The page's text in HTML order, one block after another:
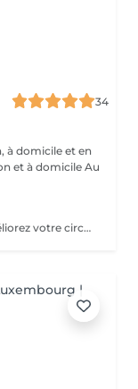
34
à domicile et en
Soulagez vos lombaires et vos jambes. Améliorez votre circulation sanguine et boostez durablement votre système immunitaire. Précautions particulières: Demander l'avis de votre médecin traitant. Après la 12ème semaine, presque toutes les zones du corps peuvent être massées. Le temps du massage doit se limiter à 45 minutes. Le massage doit être léger, notamment sur le dos et le ventre. L'utilisation d'huile essentielle est à proscrire.